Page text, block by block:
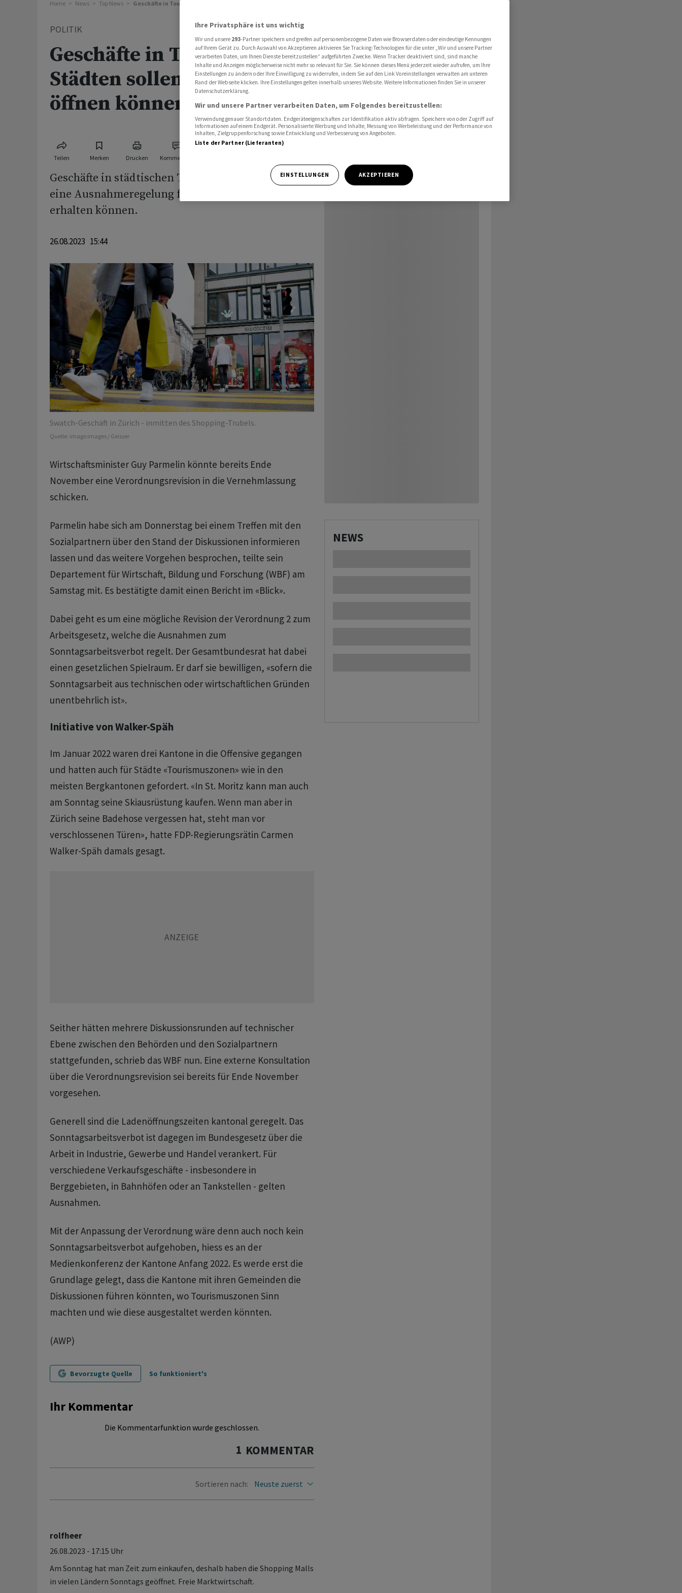
Home News Top News Geschäfte in Tourismus-Städten sollen sonntags öffnen können
POLITIK
Geschäfte in Tourismus-
Städten sollen sonntags
öffnen können
Teilen Merken Drucken Kommentare
Geschäfte in städtischen Tourismusgebieten sollen
eine Ausnahmeregelung für Sonntagsarbeit
erhalten können.
26.08.2023 15:44
Swatch-Geschäft in Zürich - inmitten des Shopping-Trubels.
Quelle: imago images / Geisser
Wirtschaftsminister Guy Parmelin könnte bereits Ende
November eine Verordnungsrevision in die Vernehmlassung
schicken.
Parmelin habe sich am Donnerstag bei einem Treffen mit den
Sozialpartnern über den Stand der Diskussionen informieren
lassen und das weitere Vorgehen besprochen, teilte sein
Departement für Wirtschaft, Bildung und Forschung (WBF) am
Samstag mit. Es bestätigte damit einen Bericht im «Blick».
Dabei geht es um eine mögliche Revision der Verordnung 2 zum
Arbeitsgesetz, welche die Ausnahmen zum
Sonntagsarbeitsverbot regelt. Der Gesamtbundesrat hat dabei
einen gesetzlichen Spielraum. Er darf sie bewilligen, «sofern die
Sonntagsarbeit aus technischen oder wirtschaftlichen Gründen
unentbehrlich ist».
Initiative von Walker-Späh
Im Januar 2022 waren drei Kantone in die Offensive gegangen
und hatten auch für Städte «Tourismuszonen» wie in den
meisten Bergkantonen gefordert. «In St. Moritz kann man auch
am Sonntag seine Skiausrüstung kaufen. Wenn man aber in
Zürich seine Badehose vergessen hat, steht man vor
verschlossenen Türen», hatte FDP-Regierungsrätin Carmen
Walker-Späh damals gesagt.
Seither hätten mehrere Diskussionsrunden auf technischer
Ebene zwischen den Behörden und den Sozialpartnern
stattgefunden, schrieb das WBF nun. Eine externe Konsultation
über die Verordnungsrevision sei bereits für Ende November
vorgesehen.
Generell sind die Ladenöffnungszeiten kantonal geregelt. Das
Sonntagsarbeitsverbot ist dagegen im Bundesgesetz über die
Arbeit in Industrie, Gewerbe und Handel verankert. Für
verschiedene Verkaufsgeschäfte - insbesondere in
Berggebieten, in Bahnhöfen oder an Tankstellen - gelten
Ausnahmen.
Mit der Anpassung der Verordnung wäre denn auch noch kein
Sonntagsarbeitsverbot aufgehoben, hiess es an der
Medienkonferenz der Kantone Anfang 2022. Es werde erst die
Grundlage gelegt, dass die Kantone mit ihren Gemeinden die
Diskussionen führen könnten, wo Tourismuszonen Sinn
machten und wie diese ausgestaltet werden könnten.
(AWP)
Bevorzugte Quelle So funktioniert's
Ihr Kommentar
Die Kommentarfunktion wurde geschlossen.
1 KOMMENTAR
Sortieren nach: Neuste zuerst
rolfheer
26.08.2023 - 17:15 Uhr
Am Sonntag hat man Zeit zum einkaufen, deshalb haben die Shopping Malls
in vielen Ländern Sonntags geöffnet. Freie Marktwirtschaft.
NEWS
Ihre Privatsphäre ist uns wichtig
Wir und unsere 293-Partner speichern und greifen auf personenbezogene Daten wie Browserdaten oder eindeutige Kennungen
auf Ihrem Gerät zu. Durch Auswahl von Akzeptieren aktivieren Sie Tracking-Technologien für die unter „Wir und unsere Partner
verarbeiten Daten, um Ihnen Dienste bereitzustellen“ aufgeführten Zwecke. Wenn Tracker deaktiviert sind, sind manche
Inhalte und Anzeigen möglicherweise nicht mehr so relevant für Sie. Sie können dieses Menü jederzeit wieder aufrufen, um Ihre
Einstellungen zu ändern oder Ihre Einwilligung zu widerrufen, indem Sie auf den Link Voreinstellungen verwalten am unteren
Rand der Webseite klicken. Ihre Einstellungen gelten innerhalb unseres Website. Weitere Informationen finden Sie in unserer
Datenschutzerklärung.
Wir und unsere Partner verarbeiten Daten, um Folgendes bereitzustellen:
Verwendung genauer Standortdaten. Endgeräteeigenschaften zur Identifikation aktiv abfragen. Speichern von oder Zugriff auf
Informationen auf einem Endgerät. Personalisierte Werbung und Inhalte, Messung von Werbeleistung und der Performance von
Inhalten, Zielgruppenforschung sowie Entwicklung und Verbesserung von Angeboten.
Liste der Partner (Lieferanten)
EINSTELLUNGEN AKZEPTIEREN